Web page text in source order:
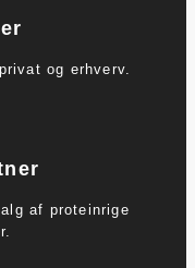
og erhverv.
af proteinrige